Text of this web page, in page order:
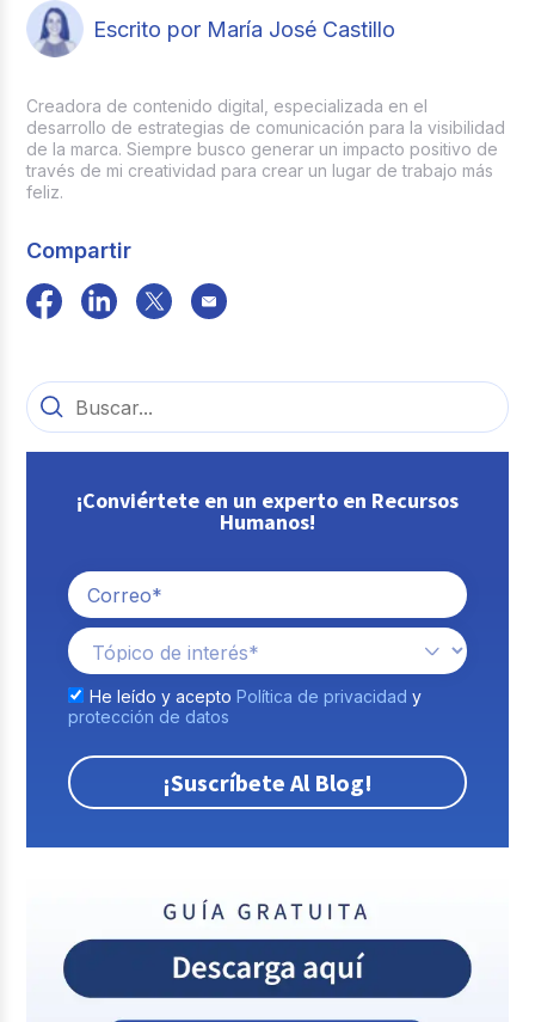
Escrito por María José Castillo
Creadora de contenido digital, especializada en el
desarrollo de estrategias de comunicación para la visibilidad
de la marca. Siempre busco generar un impacto positivo de
través de mi creatividad para crear un lugar de trabajo más
feliz.
Compartir
¡Conviértete en un experto en Recursos
Humanos!
He leído y acepto Política de privacidad y
protección de datos